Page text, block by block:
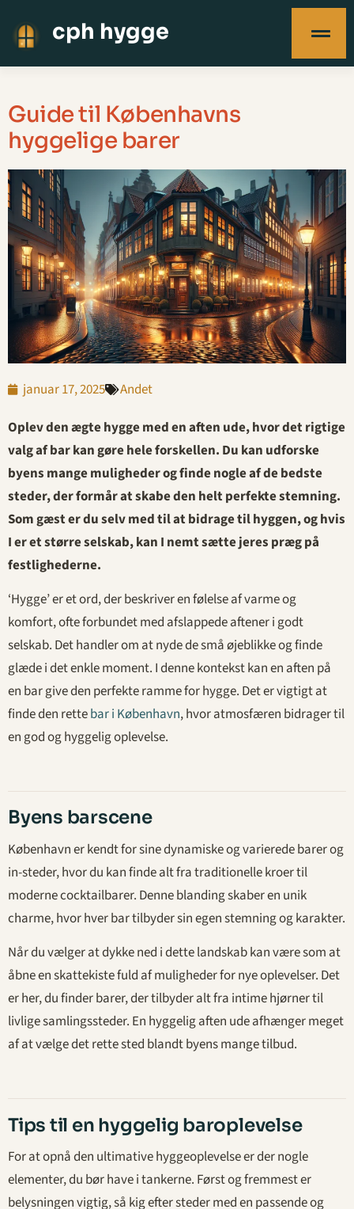
cph hygge
Guide til Københavns
hyggelige barer
januar 17, 2025
Andet
Oplev den ægte hygge med en aften ude, hvor det rigtige
valg af bar kan gøre hele forskellen. Du kan udforske
byens mange muligheder og finde nogle af de bedste
steder, der formår at skabe den helt perfekte stemning.
Som gæst er du selv med til at bidrage til hyggen, og hvis
I er et større selskab, kan I nemt sætte jeres præg på
festlighederne.
‘Hygge’ er et ord, der beskriver en følelse af varme og
komfort, ofte forbundet med afslappede aftener i godt
selskab. Det handler om at nyde de små øjeblikke og finde
glæde i det enkle moment. I denne kontekst kan en aften på
en bar give den perfekte ramme for hygge. Det er vigtigt at
finde den rettebar i København, hvor atmosfæren bidrager til
en god og hyggelig oplevelse.
Byens barscene
København er kendt for sine dynamiske og varierede barer og
in-steder, hvor du kan finde alt fra traditionelle kroer til
moderne cocktailbarer. Denne blanding skaber en unik
charme, hvor hver bar tilbyder sin egen stemning og karakter.
Når du vælger at dykke ned i dette landskab kan være som at
åbne en skattekiste fuld af muligheder for nye oplevelser. Det
er her, du finder barer, der tilbyder alt fra intime hjørner til
livlige samlingssteder. En hyggelig aften ude afhænger meget
af at vælge det rette sted blandt byens mange tilbud.
Tips til en hyggelig baroplevelse
For at opnå den ultimative hyggeoplevelse er der nogle
elementer, du bør have i tankerne. Først og fremmest er
belysningen vigtig, så kig efter steder med en passende og